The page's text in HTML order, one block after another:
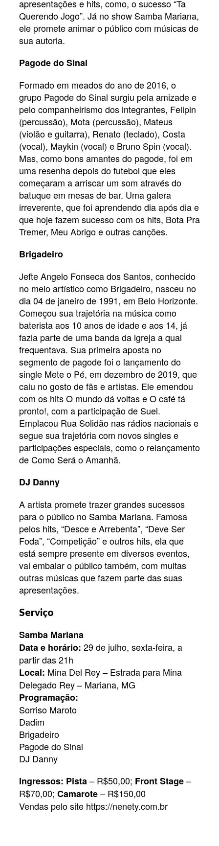
apresentações e hits, como, o sucesso “Ta
Querendo Jogo”. Já no show Samba Mariana,
ele promete animar o público com músicas de
sua autoria.
Pagode do Sinal
Formado em meados do ano de 2016, o
grupo Pagode do Sinal surgiu pela amizade e
pelo companheirismo dos integrantes, Felipin
(percussão), Mota (percussão), Mateus
(violão e guitarra), Renato (teclado), Costa
(vocal), Maykin (vocal) e Bruno Spin (vocal).
Mas, como bons amantes do pagode, foi em
uma resenha depois do futebol que eles
começaram a arriscar um som através do
batuque em mesas de bar. Uma galera
irreverente, que foi aprendendo dia após dia e
que hoje fazem sucesso com os hits, Bota Pra
Tremer, Meu Abrigo e outras canções.
Brigadeiro
Jefte Angelo Fonseca dos Santos, conhecido
no meio artístico como Brigadeiro, nasceu no
dia 04 de janeiro de 1991, em Belo Horizonte.
Começou sua trajetória na música como
baterista aos 10 anos de idade e aos 14, já
fazia parte de uma banda da igreja a qual
frequentava. Sua primeira aposta no
segmento de pagode foi o lançamento do
single Mete o Pé, em dezembro de 2019, que
caiu no gosto de fãs e artistas. Ele emendou
com os hits O mundo dá voltas e O café tá
pronto!, com a participação de Suel.
Emplacou Rua Solidão nas rádios nacionais e
segue sua trajetória com novos singles e
participações especiais, como o relançamento
de Como Será o Amanhã.
DJ Danny
A artista promete trazer grandes sucessos
para o público no Samba Mariana. Famosa
pelos hits, “Desce e Arrebenta”, “Deve Ser
Foda”, “Competição” e outros hits, ela que
está sempre presente em diversos eventos,
vai embalar o público também, com muitas
outras músicas que fazem parte das suas
apresentações.
Serviço
Samba Mariana
Data e horário: 29 de julho, sexta-feira, a
partir das 21h
Local: Mina Del Rey – Estrada para Mina
Delegado Rey – Mariana, MG
Programação:
Sorriso Maroto
Dadim
Brigadeiro
Pagode do Sinal
DJ Danny
Ingressos: Pista– R$50,00; Front Stage–
R$70,00; Camarote– R$150,00
Vendas pelo site https://nenety.com.br